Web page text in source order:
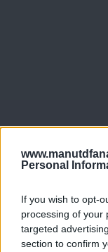
Personal
If you wish to opt-
processing of your
targeted
section to confirm